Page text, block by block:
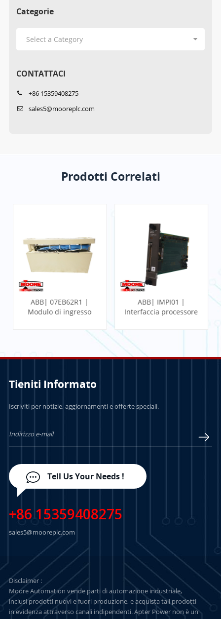
Categorie
CONTATTACI
+86 15359408275
sales5@mooreplc.com
Prodotti Correlati
ABB| 07EB62R1 |
Modulo di ingresso
ABB| IMPI01 |
Interfaccia processore
Tieniti Informato
Iscriviti per notizie, aggiornamenti e offerte speciali.
Tell Us Your Needs !
+86 15359408275
sales5@mooreplc.com
Disclaimer :
Moore Automation vende parti di automazione industriale,
inclusi prodotti nuovi e fuori produzione, e acquista tali prodotti
in evidenza attraverso canali indipendenti. Apter Power non è un